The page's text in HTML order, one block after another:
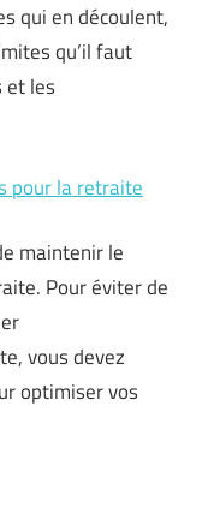
qui en découlent,
qu’il faut
et les
pour la retraite
maintenir le
Pour éviter de
vous devez
optimiser vos